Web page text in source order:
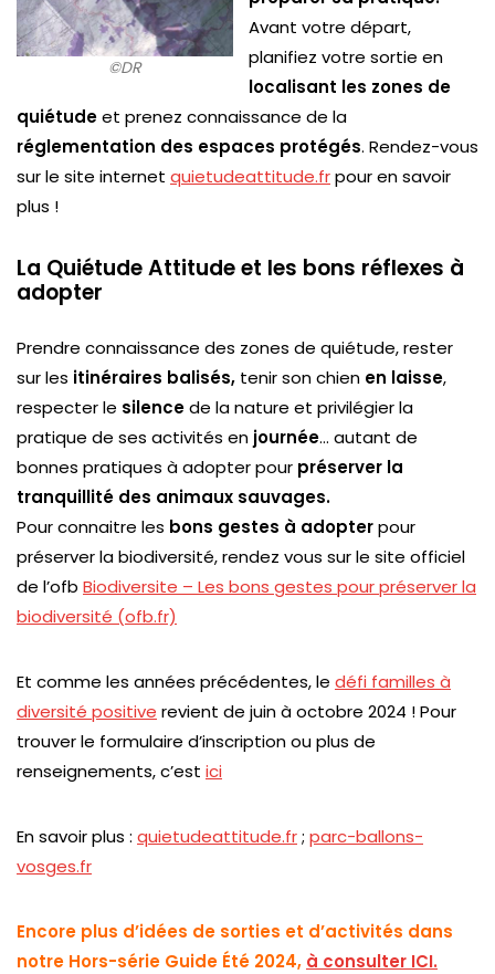
©DR
Avant votre départ,
planifiez votre sortie en
localisant les zones de
quiétudeet prenez connaissance de la
réglementation des espaces protégés. Rendez-vous
sur le site internet quietudeattitude.frpour en savoir
plus !
La Quiétude Attitude et les bons réflexes à
adopter
Prendre connaissance des zones de quiétude, rester
sur les itinéraires balisés, tenir son chien en laisse,
respecter le silencede la nature et privilégier la
pratique de ses activités en journée… autant de
bonnes pratiques à adopter pour préserver la
tranquillité des animaux sauvages.
Pour connaitre les bons gestes à adopterpour
préserver la biodiversité, rendez vous sur le site officiel
de l’ofb Biodiversite – Les bons gestes pour préserver la
biodiversité (ofb.fr)
Et comme les années précédentes, le défi familles à
diversité positive revient de juin à octobre 2024 ! Pour
trouver le formulaire d’inscription ou plus de
renseignements, c’est ici
En savoir plus : quietudeattitude.fr; parc-ballons-
vosges.fr
Encore plus d’idées de sorties et d’activités dans
notre Hors-série Guide Été 2024, à consulter ICI.